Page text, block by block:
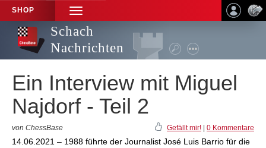
SHOP
TOGGLE
NAVIGATION
Schach
Nachrichten
Ein Interview mit Miguel
Najdorf - Teil 2
von ChessBase Gefällt mir! 0 Kommentare
14.06.2021 – 1988 führte der Journalist José Luis Barrio für die